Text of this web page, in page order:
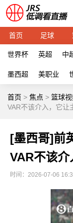
首页 足球
世界杯 英超 中
墨西超 美职业
首页 > 焦点 > 篮球
VAR不该介入，它让
[墨西哥]前
VAR不该
时间：2026-07-06